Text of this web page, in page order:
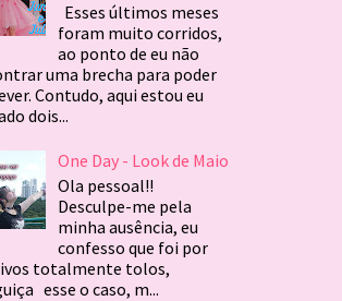
Esses últimos meses
foram muito corridos,
ao ponto de eu não
uma brecha para poder
Contudo, aqui estou eu
dois...
One Day - Look de Maio
Ola pessoal!!
Desculpe-me pela
minha ausência, eu
confesso que foi por
totalmente tolos,
esse o caso, m...